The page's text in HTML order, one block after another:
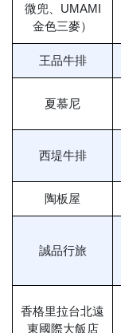
微兜、UMAMI
金色三麥）
王品牛排
夏慕尼
西堤牛排
陶板屋
誠品行旅
香格里拉台北遠
東國際大飯店